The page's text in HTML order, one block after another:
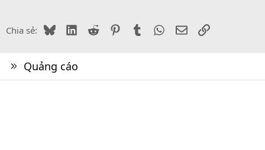
Chia sẻ: BlueskyLinkedIn
Reddit PinterestTumblr WhatsApp
EmailLink
Quảng cáo